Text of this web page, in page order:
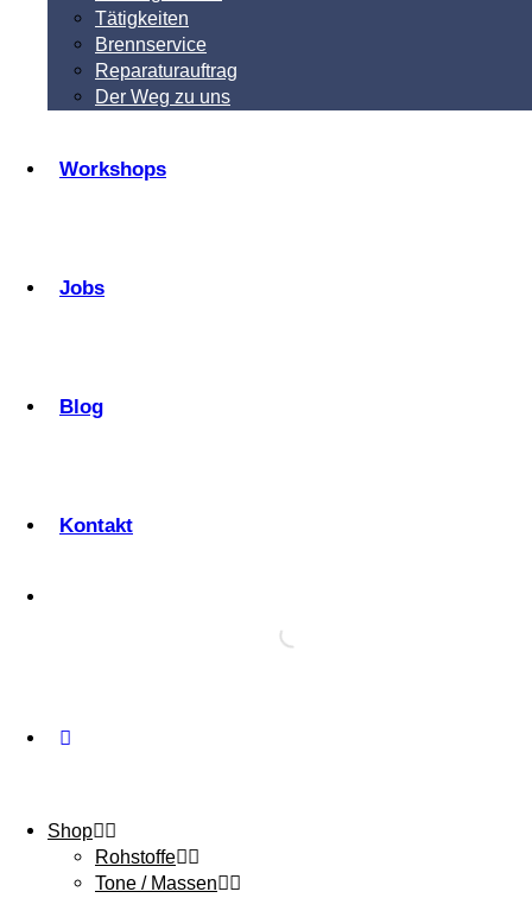
Tätigkeiten
Brennservice
Reparaturauftrag
Der Weg zu uns
Workshops
Jobs
Blog
Kontakt
Shop
Rohstoffe
Tone / Massen